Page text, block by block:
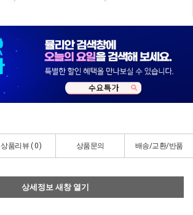
상품리뷰 (0) 상품문의 배송/교환/반품
상세정보 새창 열기